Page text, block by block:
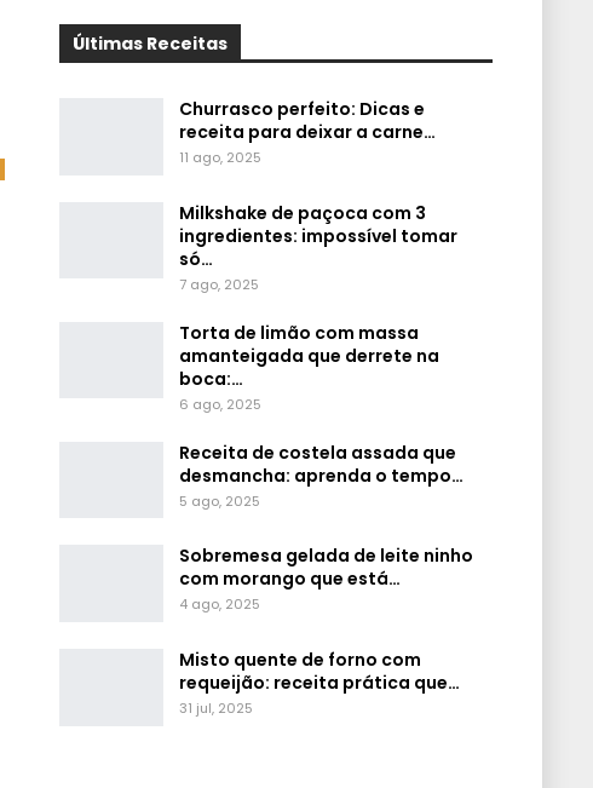
Últimas Receitas
Churrasco perfeito: Dicas e
receita para deixar a carne…
11 ago, 2025
Milkshake de paçoca com 3
ingredientes: impossível tomar
só…
7 ago, 2025
Torta de limão com massa
amanteigada que derrete na
boca:…
6 ago, 2025
Receita de costela assada que
desmancha: aprenda o tempo…
5 ago, 2025
Sobremesa gelada de leite ninho
com morango que está…
4 ago, 2025
Misto quente de forno com
requeijão: receita prática que…
31 jul, 2025